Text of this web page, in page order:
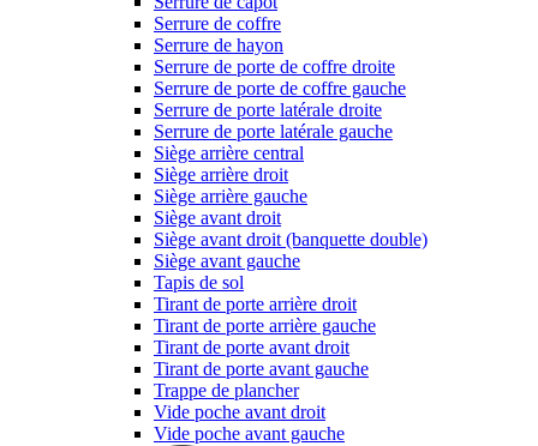
Serrure de coffre
Serrure de hayon
Serrure de porte de coffre droite
Serrure de porte de coffre gauche
Serrure de porte latérale droite
Serrure de porte latérale gauche
Siège arrière central
Siège arrière droit
Siège arrière gauche
Siège avant droit
Siège avant droit (banquette double)
Siège avant gauche
Tapis de sol
Tirant de porte arrière droit
Tirant de porte arrière gauche
Tirant de porte avant droit
Tirant de porte avant gauche
Trappe de plancher
Vide poche avant droit
Vide poche avant gauche